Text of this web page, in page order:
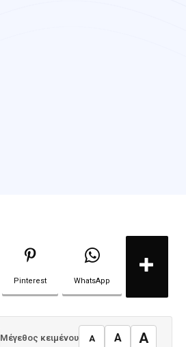
Pinterest WhatsApp
Μέγεθος κειμένου A A A